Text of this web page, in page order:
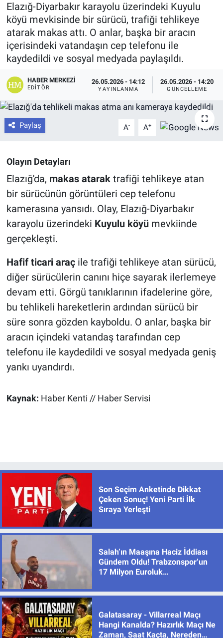
Elazığ-Diyarbakır karayolu üzerindeki Kuyulu
köyü mevkisinde bir sürücü, trafiği tehlikeye
atarak makas attı. O anlar, başka bir aracın
içerisindeki vatandaşın cep telefonu ile
kaydedildi ve sosyal medyada paylaşıldı.
HABER MERKEZI
EDITÖR
26.05.2026 - 14:12
YAYINLANMA
26.05.2026 - 14:20
GÜNCELLEME
Paylaş A- A+
Olayın Detayları
Elazığ'da, makas ataraktrafiği tehlikeye atan
bir sürücünün görüntüleri cep telefonu
kamerasına yansıdı. Olay, Elazığ-Diyarbakır
karayolu üzerindeki Kuyulu köyümevkiinde
gerçekleşti.
Hafif ticari araçile trafiği tehlikeye atan sürücü,
diğer sürücülerin canını hiçe sayarak ilerlemeye
devam etti. Görgü tanıklarının ifadelerine göre,
bu tehlikeli hareketlerin ardından sürücü bir
süre sonra gözden kayboldu. O anlar, başka bir
aracın içindeki vatandaş tarafından cep
telefonu ile kaydedildi ve sosyal medyada geniş
yankı uyandırdı.
Kaynak: Haber Kenti // Haber Servisi
Son Seçim Anketinde Dikkat
Çeken Sonuç! Yeni Parti İlk
Sıraya Yerleşti
Salah’ın Maaşına Haciz İddiası
Gündem Oldu! Trabzonspor’un
17 Milyon Euroluk
Galatasaray - Villarreal Maçı
Hangi Kanalda? Hazırlık Maçı Ne
Zaman, Saat Kaçta, Nereden